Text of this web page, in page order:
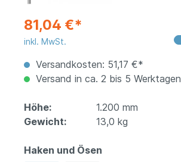
81,04 €*
inkl. MwSt.
Versandkosten: 51,17 €*
Versand in ca. 2 bis 5 Werktagen
Höhe:
1.200 mm
Gewicht:
13,0 kg
Haken und Ösen